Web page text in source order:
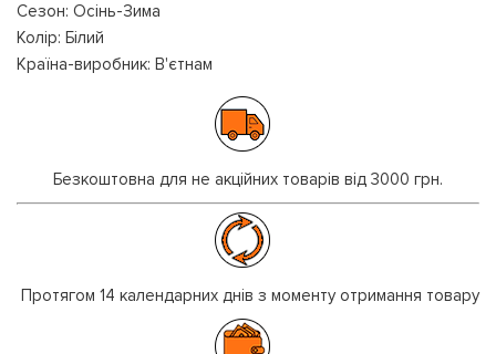
Сезон: Осінь-Зима
Колір: Білий
Країна-виробник: В'єтнам
Безкоштовна для не акційних товарів від 3000 грн.
Протягом 14 календарних днів з моменту отримання товару